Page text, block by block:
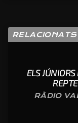
RELACIONATS
ELS
RÀDIO